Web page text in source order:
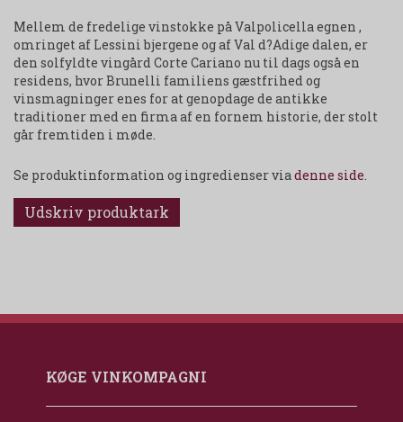
Mellem de fredelige vinstokke på Valpolicella egnen ,
omringet af Lessini bjergene og af Val d?Adige dalen, er
den solfyldte vingård Corte Cariano nu til dags også en
residens, hvor Brunelli familiens gæstfrihed og
vinsmagninger enes for at genopdage de antikke
traditioner med en firma af en fornem historie, der stolt
går fremtiden i møde.
Se produktinformation og ingredienser via denne side
Udskriv produktark
KØGE VINKOMPAGNI